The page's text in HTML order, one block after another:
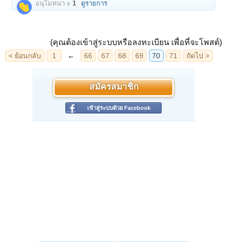
อนุโมทนา x 1 ดูรายการ
(คุณต้องเข้าสู่ระบบหรือลงทะเบียน เพื่อที่จะโพสต์)
สมัครสมาชิก
เข้าสู่ระบบด้วย Facebook